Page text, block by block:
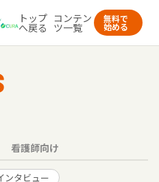
トップ
へ戻る
コンテン
ツ一覧
無料で
始める
看護師向け
ンタビュー